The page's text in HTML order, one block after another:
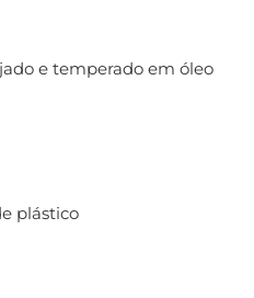
e temperado em óleo
plástico